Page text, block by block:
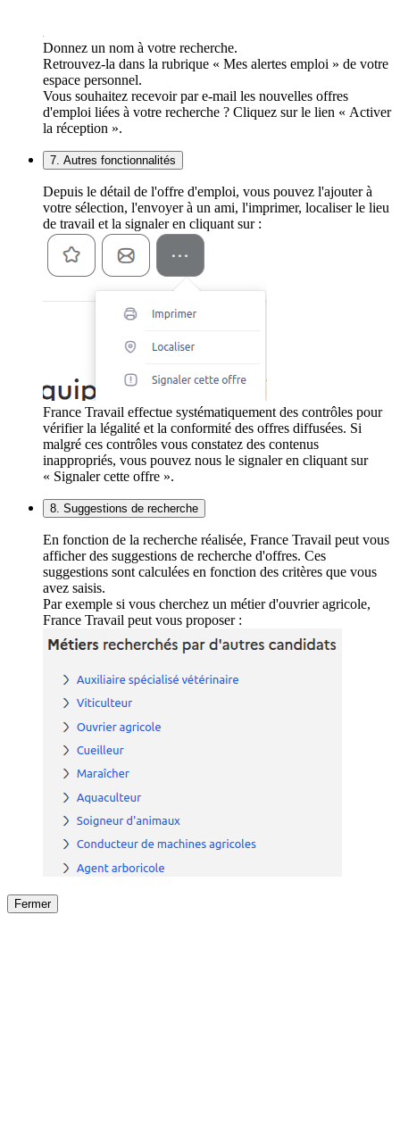
Donnez un nom à votre recherche.
Retrouvez-la dans la rubrique « Mes alertes emploi » de votre
espace personnel.
Vous souhaitez recevoir par e-mail les nouvelles offres
d'emploi liées à votre recherche ? Cliquez sur le lien « Activer
la réception ».
7. Autres fonctionnalités
Depuis le détail de l'offre d'emploi, vous pouvez l'ajouter à
votre sélection, l'envoyer à un ami, l'imprimer, localiser le lieu
de travail et la signaler en cliquant sur :
France Travail effectue systématiquement des contrôles pour
vérifier la légalité et la conformité des offres diffusées. Si
malgré ces contrôles vous constatez des contenus
inappropriés, vous pouvez nous le signaler en cliquant sur
« Signaler cette offre ».
8. Suggestions de recherche
En fonction de la recherche réalisée, France Travail peut vous
afficher des suggestions de recherche d'offres. Ces
suggestions sont calculées en fonction des critères que vous
avez saisis.
Par exemple si vous cherchez un métier d'ouvrier agricole,
France Travail peut vous proposer :
Fermer